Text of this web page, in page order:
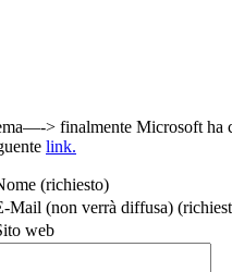
> finalmente Microsoft ha
link.
(richiesto)
Mail (non verrà diffusa)
web